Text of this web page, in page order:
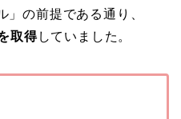
」の前提である通り、
取得していました。